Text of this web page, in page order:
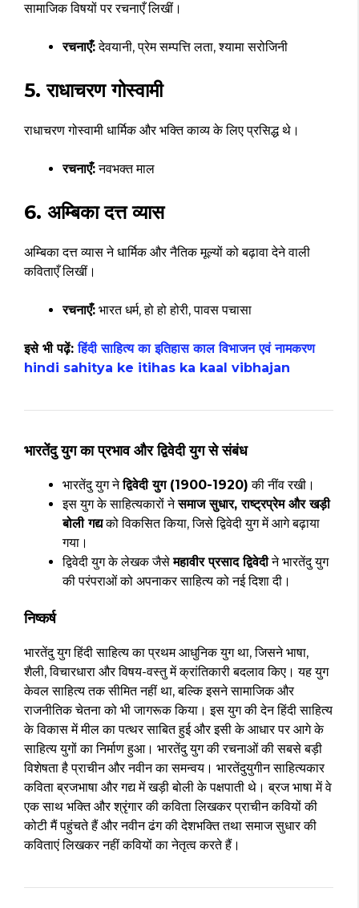
सामाजिक विषयों पर रचनाएँ लिखीं।
रचनाएँ:देवयानी, प्रेम सम्पत्ति लता, श्यामा सरोजिनी
5. राधाचरण गोस्वामी
राधाचरण गोस्वामी धार्मिक और भक्ति काव्य के लिए प्रसिद्ध थे।
रचनाएँ:नवभक्त माल
6. अम्बिका दत्त व्यास
अम्बिका दत्त व्यास ने धार्मिक और नैतिक मूल्यों को बढ़ावा देने वाली
कविताएँ लिखीं।
रचनाएँ: भारत धर्म, हो हो होरी, पावस पचासा
इसे भी पढ़ें:हिंदी साहित्य का इतिहास काल विभाजन एवं नामकरण
hindi sahitya ke itihas ka kaal vibhajan
भारतेंदु युग का प्रभाव और द्विवेदी युग से संबंध
भारतेंदु युग नेद्विवेदी युग (1900-1920) की नींव रखी।
इस युग के साहित्यकारों नेसमाज सुधार, राष्ट्रप्रेम और खड़ी
बोली गद्यको विकसित किया, जिसे द्विवेदी युग में आगे बढ़ाया
गया।
द्विवेदी युग के लेखक जैसेमहावीर प्रसाद द्विवेदीने भारतेंदु युग
की परंपराओं को अपनाकर साहित्य को नई दिशा दी।
निष्कर्ष
भारतेंदु युग हिंदी साहित्य का प्रथम आधुनिक युग था, जिसने भाषा,
शैली, विचारधारा और विषय-वस्तु में क्रांतिकारी बदलाव किए। यह युग
केवल साहित्य तक सीमित नहीं था, बल्कि इसने सामाजिक और
राजनीतिक चेतना को भी जागरूक किया। इस युग की देन हिंदी साहित्य
के विकास में मील का पत्थर साबित हुई और इसी के आधार पर आगे के
साहित्य युगों का निर्माण हुआ। भारतेंदु युग की रचनाओं की सबसे बड़ी
विशेषता है प्राचीन और नवीन का समन्वय। भारतेंदुयुगीन साहित्यकार
कविता ब्रजभाषा और गद्य में खड़ी बोली के पक्षपाती थे। ब्रज भाषा में वे
एक साथ भक्ति और श्रृंगार की कविता लिखकर प्राचीन कवियों की
कोटी मैं पहुंचते हैं और नवीन ढंग की देशभक्ति तथा समाज सुधार की
कविताएं लिखकर नहीं कवियों का नेतृत्व करते हैं।